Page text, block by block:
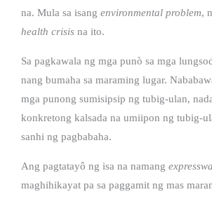
na. Mula sa isang environmental problem,
health crisis na ito.
Sa pagkawala ng mga punò sa mga
nang bumaha sa maraming lugar.
mga punong sumisipsip ng tubig-ulan,
konkretong kalsada na umiipon ng tubig-
sanhi ng pagbabaha.
Ang pagtatayô ng isa na namang
maghihikayat pa sa paggamit ng mas